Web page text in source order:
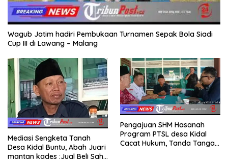
Wagub Jatim hadiri Pembukaan Turnamen Sepak Bola Siadi
Cup III di Lawang – Malang
Mediasi Sengketa Tanah
Desa Kidal Buntu, Abah Juari
mantan kades :Jual Beli Sah,
Pengajuan SHM Hasanah
Program PTSL desa Kidal
Cacat Hukum, Tanda Tangan